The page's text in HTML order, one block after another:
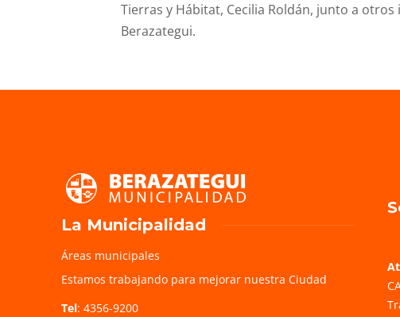
Tierras y Hábitat, Cecilia Roldán, junto a
Berazategui.
La Municipalidad
Áreas municipales
Estamos trabajando para mejorar nuestra Ciudad
Tel: 4356-9200